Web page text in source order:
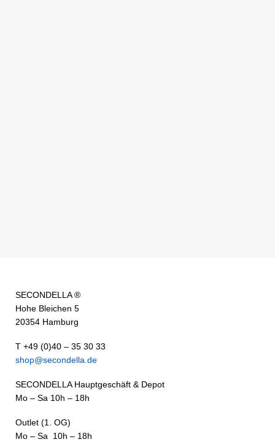
SECONDELLA ®
Hohe Bleichen 5
20354 Hamburg
T +49 (0)40 – 35 30 33
shop@secondella.de
SECONDELLA Hauptgeschäft & Depot
Mo – Sa 10h – 18h
Outlet (1. OG)
Mo – Sa 10h – 18h